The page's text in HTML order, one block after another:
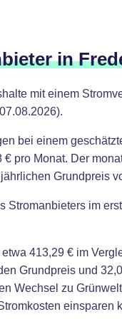
in
mit einem
bei einem
pro Monat. Der
Grundpreis
Stromanbieters im
413,29 € im
Grundpreis und
Wechsel zu
einsparen